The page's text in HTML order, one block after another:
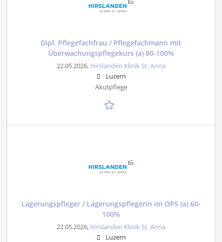
Dipl. Pflegefachfrau / Pflegefachmann mit
Überwachungspflegekurs (a) 80-100%
22.05.2026, Hirslanden Klinik St. Anna
Luzern
Akutpflege
Lagerungspfleger / Lagerungspflegerin im OPS (a) 60-
100%
22.05.2026, Hirslanden Klinik St. Anna
Luzern